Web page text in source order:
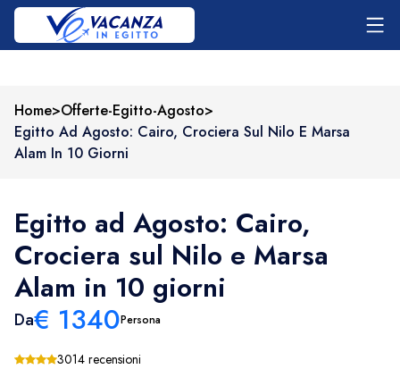
Home>Offerte-Egitto-Agosto>
Egitto Ad Agosto: Cairo, Crociera Sul Nilo E Marsa
Alam In 10 Giorni
Egitto ad Agosto: Cairo,
Crociera sul Nilo e Marsa
Alam in 10 giorni
Da€ 1340Persona
3014 recensioni